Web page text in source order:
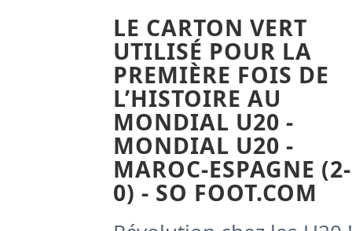
LE CARTON VERT
UTILISÉ POUR LA
PREMIÈRE FOIS DE
L’HISTOIRE AU
MONDIAL U20 -
MONDIAL U20 -
MAROC-ESPAGNE (2-
0) - SO FOOT.COM